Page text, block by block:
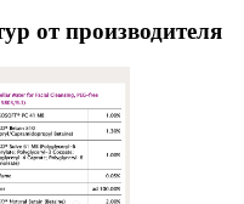
от производителя